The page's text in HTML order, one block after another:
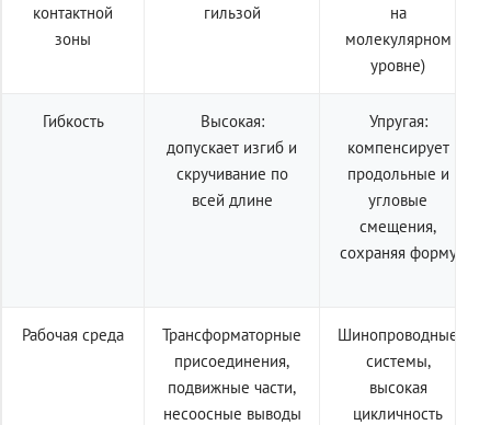
контактной
зоны
гильзой
на
молекулярном
уровне)
Гибкость
Высокая:
допускает изгиб и
скручивание по
всей длине
Упругая:
компенсирует
продольные и
угловые
смещения,
сохраняя форму
Рабочая среда
Трансформаторные
присоединения,
подвижные части,
несоосные выводы
Шинопроводные
системы,
высокая
цикличность